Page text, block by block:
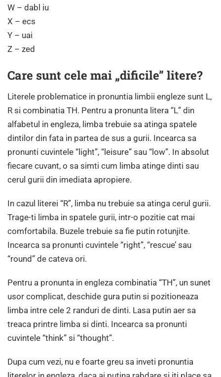
W – dabl iu
X – ecs
Y – uai
Z – zed
Care sunt cele mai „dificile” litere?
Literele problematice in pronuntia limbii engleze sunt L,
R si combinatia TH. Pentru a pronunta litera “L” din
alfabetul in engleza, limba trebuie sa atinga spatele
dintilor din fata in partea de sus a gurii. Incearca sa
pronunti cuvintele “light”, “leisure” sau “low”. In absolut
fiecare cuvant, o sa simti cum limba atinge dinti sau
cerul gurii din imediata apropiere.
In cazul literei “R”, limba nu trebuie sa atinga cerul gurii.
Trage-ti limba in spatele gurii, intr-o pozitie cat mai
comfortabila. Buzele trebuie sa fie putin rotunjite.
Incearca sa pronunti cuvintele “right”, “rescue’ sau
“round” de cateva ori.
Pentru a pronunta in engleza combinatia “TH”, un sunet
usor complicat, deschide gura putin si pozitioneaza
limba intre cele 2 randuri de dinti. Lasa putin aer sa
treaca printre limba si dinti. Incearca sa pronunti
cuvintele “think” si “thought”.
Dupa cum vezi, nu e foarte greu sa inveti pronuntia